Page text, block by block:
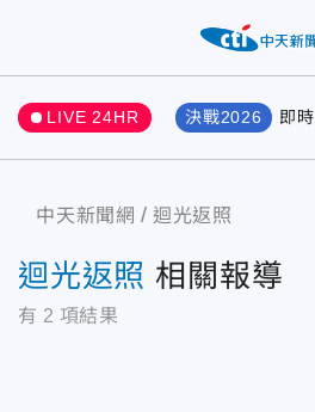
LIVE 24HR 決戰2026 即時
中天新聞網 迴光返照
迴光返照 相關報導
有 2 項結果